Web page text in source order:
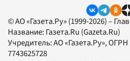
© АО «Газета.Ру» (1999-2026) –
Название: Газета.Ru (Gazeta.Ru)
Учредитель:АО «Газета.Ру», ОГРН
7743625728